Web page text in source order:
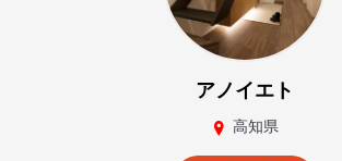
アノイエト
高知県